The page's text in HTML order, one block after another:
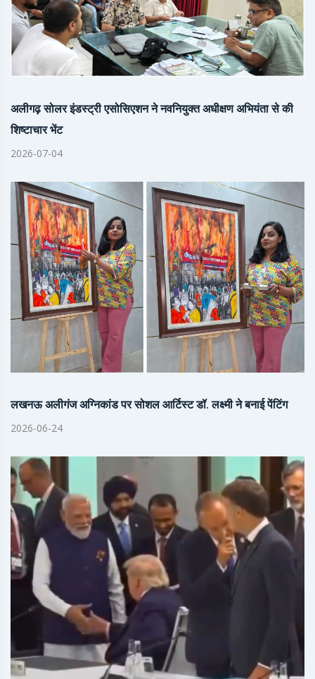
अलीगढ़ सोलर इंडस्ट्री एसोसिएशन ने नवनियुक्त अधीक्षण अभियंता से की
शिष्टाचार भेंट
2026-07-04
लखनऊ अलीगंज अग्निकांड पर सोशल आर्टिस्ट डॉ. लक्ष्मी ने बनाई पेंटिंग
2026-06-24